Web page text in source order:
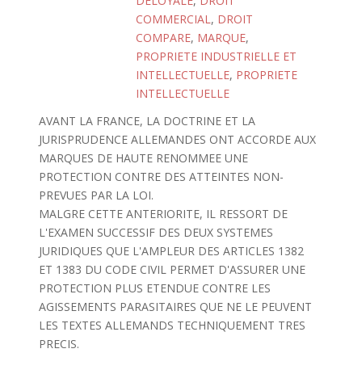
COMMERCIAL, DROIT
COMPARE, MARQUE,
PROPRIETE INDUSTRIELLE ET
INTELLECTUELLE, PROPRIETE
INTELLECTUELLE
AVANT LA FRANCE, LA DOCTRINE ET LA
JURISPRUDENCE ALLEMANDES ONT ACCORDE AUX
MARQUES DE HAUTE RENOMMEE UNE
PROTECTION CONTRE DES ATTEINTES NON-
PREVUES PAR LA LOI.
MALGRE CETTE ANTERIORITE, IL RESSORT DE
L'EXAMEN SUCCESSIF DES DEUX SYSTEMES
JURIDIQUES QUE L'AMPLEUR DES ARTICLES 1382
ET 1383 DU CODE CIVIL PERMET D'ASSURER UNE
PROTECTION PLUS ETENDUE CONTRE LES
AGISSEMENTS PARASITAIRES QUE NE LE PEUVENT
LES TEXTES ALLEMANDS TECHNIQUEMENT TRES
PRECIS.